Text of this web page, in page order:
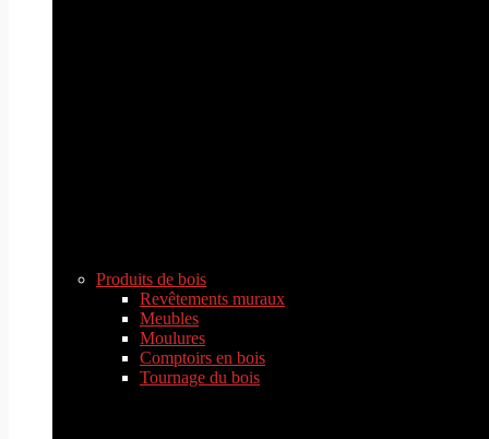
Produits de bois
Revêtements muraux
Meubles
Moulures
Comptoirs en bois
Tournage du bois